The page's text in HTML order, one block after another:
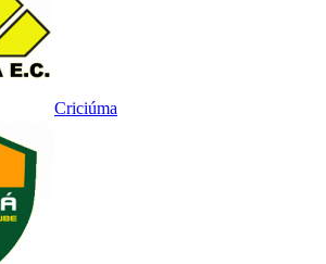
Criciúma